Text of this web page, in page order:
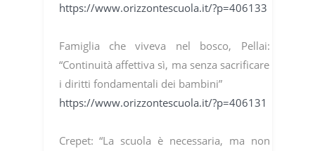
https://www.orizzontescuola.it/?p=406133
Famiglia che viveva nel bosco, Pellai:
“Continuità affettiva sì, ma senza sacrificare
i diritti fondamentali dei bambini”
https://www.orizzontescuola.it/?p=406131
Crepet: “La scuola è necessaria, ma non